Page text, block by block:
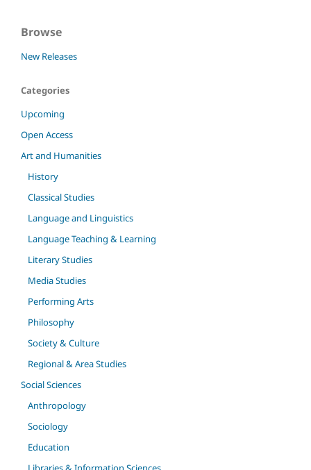
Browse
New Releases
Categories
Upcoming
Open Access
Art and Humanities
History
Classical Studies
Language and Linguistics
Language Teaching & Learning
Literary Studies
Media Studies
Performing Arts
Philosophy
Society & Culture
Regional & Area Studies
Social Sciences
Anthropology
Sociology
Education